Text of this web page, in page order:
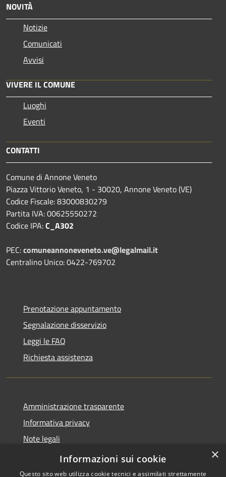
NOVITÀ
Notizie
Comunicati
Avvisi
VIVERE IL COMUNE
Luoghi
Eventi
CONTATTI
Comune di Annone Veneto
Piazza Vittorio Veneto, 1 - 30020, Annone Veneto (VE)
Codice Fiscale: 83000830279
Partita IVA: 00625550272
Codice IPA:C_A302
PEC:comuneannoneveneto.ve@legalmail.it
Centralino Unico: 0422-769702
Prenotazione appuntamento
Segnalazione disservizio
Leggi le FAQ
Richiesta assistenza
Amministrazione trasparente
Informativa privacy
Note legali
Dichiarazione di accessibilità
×
Informazioni sui cookie
Questo sito web utilizza cookie tecnici e assimilati strettamente